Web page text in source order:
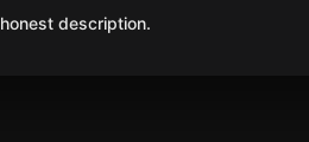
description.